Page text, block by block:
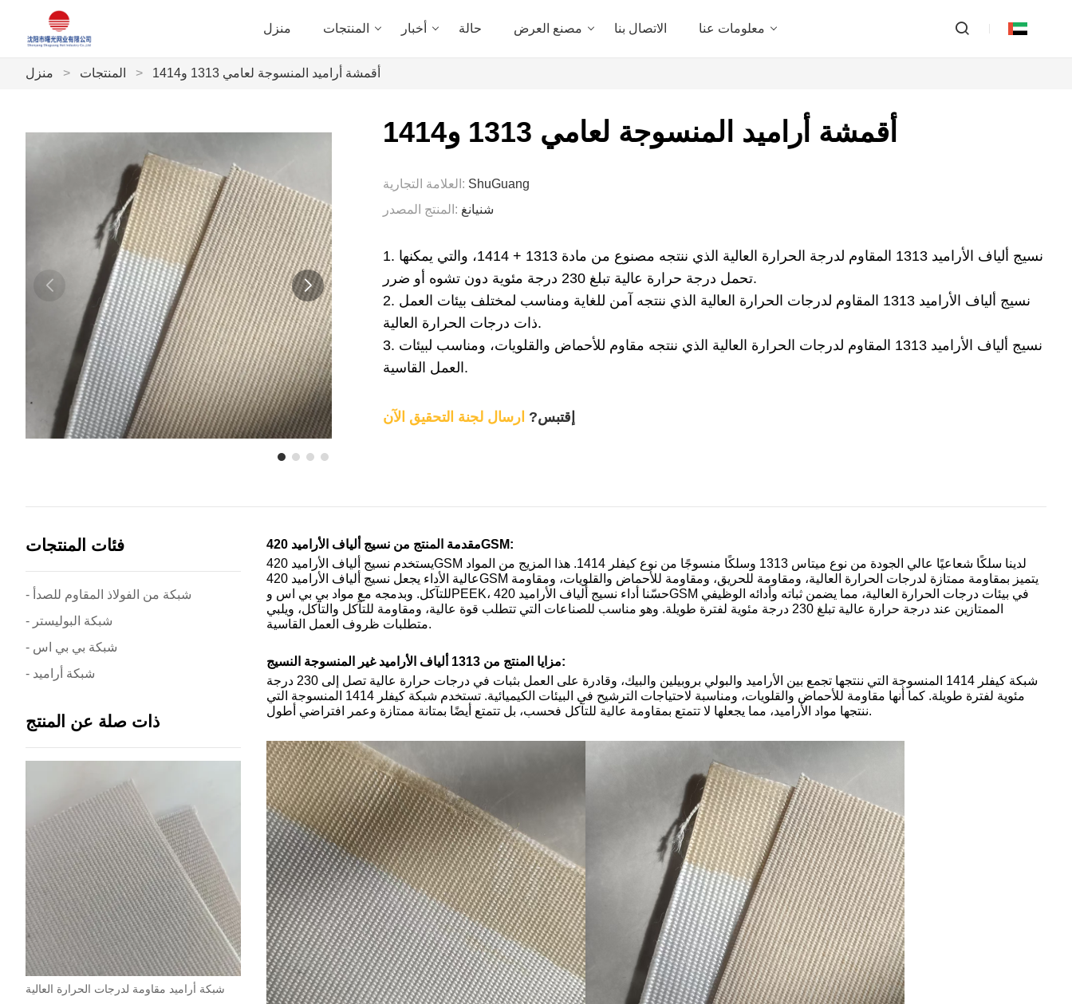
منزل المنتجات أخبار حالة مصنع العرض الاتصال بنا معلومات عنا
منزل > المنتجات > أقمشة أراميد المنسوجة لعامي 1313 و1414
أقمشة أراميد المنسوجة لعامي 1313 و1414
العلامة التجارية: ShuGuang
المنتج المصدر: شنيانغ
1. نسيج ألياف الأراميد 1313 المقاوم لدرجة الحرارة العالية الذي ننتجه مصنوع من مادة 1313 + 1414، والتي يمكنها
تحمل درجة حرارة عالية تبلغ 230 درجة مئوية دون تشوه أو ضرر.
2. نسيج ألياف الأراميد 1313 المقاوم لدرجات الحرارة العالية الذي ننتجه آمن للغاية ومناسب لمختلف بيئات العمل
ذات درجات الحرارة العالية.
3. نسيج ألياف الأراميد 1313 المقاوم لدرجات الحرارة العالية الذي ننتجه مقاوم للأحماض والقلويات، ومناسب لبيئات
العمل القاسية.
إقتبس? ارسال لجنة التحقيق الآن
فئات المنتجات
- شبكة من الفولاذ المقاوم للصدأ
- شبكة البوليستر
- شبكة بي بي اس
- شبكة أراميد
ذات صلة عن المنتج
شبكة أراميد مقاومة لدرجات الحرارة العالية
مقدمة المنتج من نسيج ألياف الأراميد 420GSM:
يستخدم نسيج ألياف الأراميد 420GSM لدينا سلكًا شعاعيًا عالي الجودة من نوع ميتاس 1313 وسلكًا منسوجًا من نوع كيفلر 1414. هذا المزيج من المواد
عالية الأداء يجعل نسيج ألياف الأراميد 420GSM يتميز بمقاومة ممتازة لدرجات الحرارة العالية، ومقاومة للحريق، ومقاومة للأحماض والقلويات، ومقاومة
للتآكل. وبدمجه مع مواد بي بي اس وPEEK، حسّنا أداء نسيج ألياف الأراميد 420GSM في بيئات درجات الحرارة العالية، مما يضمن ثباته وأدائه الوظيفي
الممتازين عند درجة حرارة عالية تبلغ 230 درجة مئوية لفترة طويلة. وهو مناسب للصناعات التي تتطلب قوة عالية، ومقاومة للتآكل والتآكل، ويلبي
متطلبات ظروف العمل القاسية.
مزايا المنتج من 1313 ألياف الأراميد غير المنسوجة النسيج:
شبكة كيفلر 1414 المنسوجة التي ننتجها تجمع بين الأراميد والبولي بروبيلين والبيك، وقادرة على العمل بثبات في درجات حرارة عالية تصل إلى 230 درجة
مئوية لفترة طويلة. كما أنها مقاومة للأحماض والقلويات، ومناسبة لاحتياجات الترشيح في البيئات الكيميائية. تستخدم شبكة كيفلر 1414 المنسوجة التي
ننتجها مواد الأراميد، مما يجعلها لا تتمتع بمقاومة عالية للتآكل فحسب، بل تتمتع أيضًا بمتانة ممتازة وعمر افتراضي أطول.